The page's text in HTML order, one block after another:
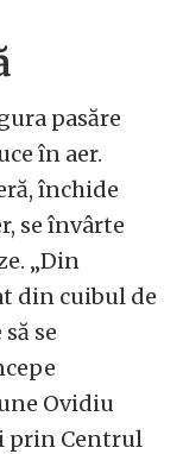
pasăre
în aer.
închide
se învârte
„Din
din cuibul de
se
Ovidiu
prin Centrul